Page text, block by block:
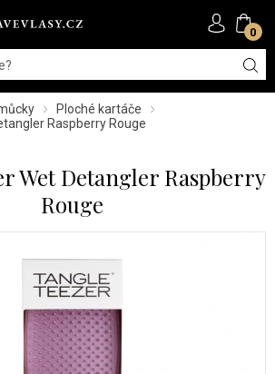
0
Ploché kartáče
Raspberry Rouge
Wet Detangler Raspberry
Rouge